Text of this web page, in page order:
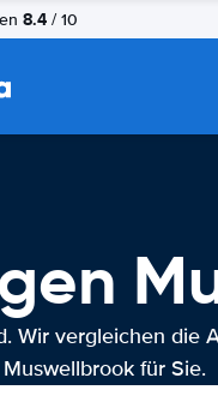
8.4 / 10
Wir vergleichen die
für Sie.